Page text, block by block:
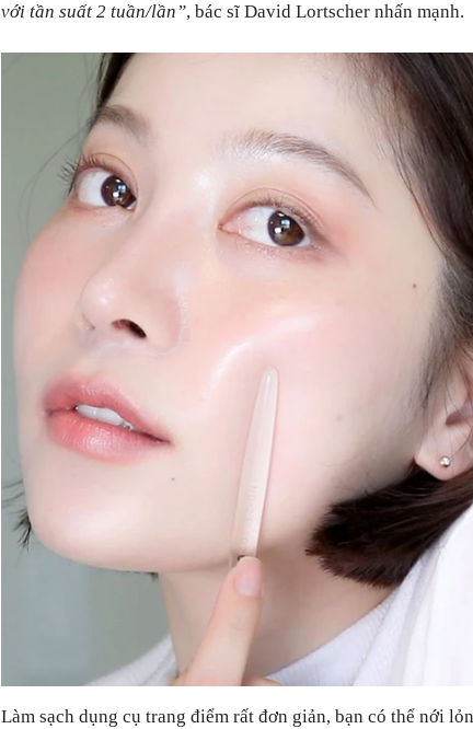
với tần suất 2 tuần/lần”, bác sĩ David Lortscher nhấn mạnh.
Làm sạch dụng cụ trang điểm rất đơn giản, bạn có thể nới